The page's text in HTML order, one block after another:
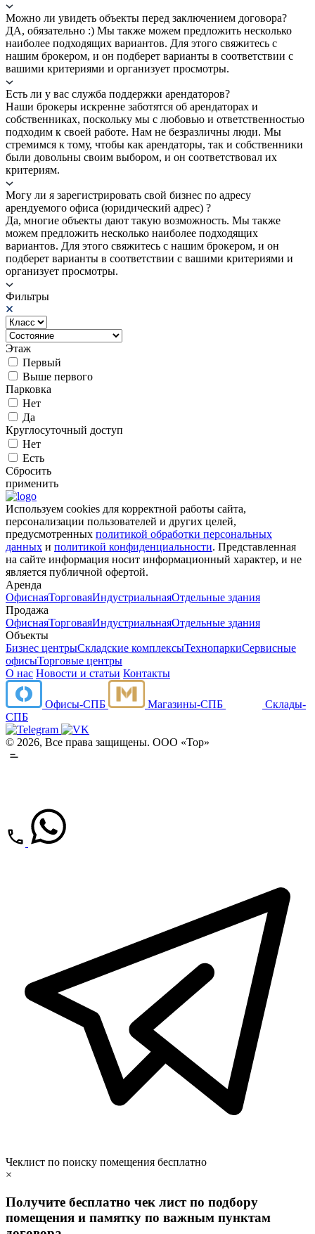
Можно ли увидеть объекты перед заключением договора?
ДА, обязательно :) Мы также можем предложить несколько
наиболее подходящих вариантов. Для этого свяжитесь с
нашим брокером, и он подберет варианты в соответствии с
вашими критериями и организует просмотры.
Есть ли у вас служба поддержки арендаторов?
Наши брокеры искренне заботятся об арендаторах и
собственниках, поскольку мы с любовью и ответственностью
подходим к своей работе. Нам не безразличны люди. Мы
стремимся к тому, чтобы как арендаторы, так и собственники
были довольны своим выбором, и он соответствовал их
критериям.
Могу ли я зарегистрировать свой бизнес по адресу
арендуемого офиса (юридический адрес) ?
Да, многие объекты дают такую возможность. Мы также
можем предложить несколько наиболее подходящих
вариантов. Для этого свяжитесь с нашим брокером, и он
подберет варианты в соответствии с вашими критериями и
организует просмотры.
Фильтры
Этаж
Первый
Выше первого
Парковка
Нет
Да
Круглосуточный доступ
Нет
Есть
Сбросить
применить
Используем cookies для корректной работы сайта,
персонализации пользователей и других целей,
предусмотренных политикой обработки персональных
данных и политикой конфиденциальности. Представленная
на сайте информация носит информационный характер, и не
является публичной офертой.
Аренда
ОфиснаяТорговаяИндустриальнаяОтдельные здания
Продажа
ОфиснаяТорговаяИндустриальнаяОтдельные здания
Объекты
Бизнес центрыСкладские комплексыТехнопаркиСервисные
офисыТорговые центры
О нас Новости и статьи Контакты
Офисы-СПБ Магазины-СПБ
Склады-
СПБ
© 2026, Все права защищены. ООО «Тор»
Чеклист по поиску помещения бесплатно
×
Получите бесплатно чек лист по подбору
помещения и памятку по важным пунктам